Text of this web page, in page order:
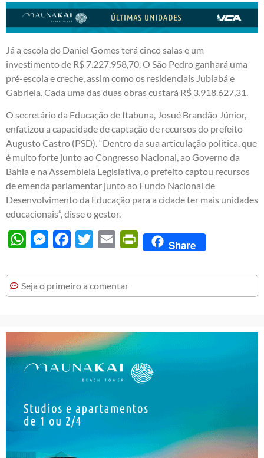
Já a escola do Daniel Gomes terá cinco salas e um
investimento de R$ 7.227.958,70. O São Pedro ganhará uma
pré-escola e creche, assim como os residenciais Jubiabá e
Gabriela. Cada uma das duas obras custará R$ 3.918.627,31.
O secretário da Educação de Itabuna, Josué Brandão Júnior,
enfatizou a capacidade de captação de recursos do prefeito
Augusto Castro (PSD). “Dentro da sua articulação política, que
é muito forte junto ao Congresso Nacional, ao Governo da
Bahia e na Assembleia Legislativa, o prefeito captou recursos
de emenda parlamentar junto ao Fundo Nacional de
Desenvolvimento da Educação para a cidade ter mais unidades
educacionais”, disse o gestor.
WhatsAppMessengerFacebook
Twitter Email PrintFriendly
Share
Seja o primeiro a comentar